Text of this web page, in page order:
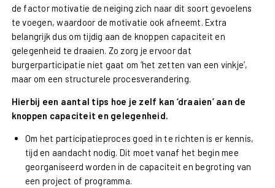
de factor motivatie de neiging zich naar dit soort gevoelens
te voegen, waardoor de motivatie ook afneemt. Extra
belangrijk dus om tijdig aan de knoppen capaciteit en
gelegenheid te draaien. Zo zorg je ervoor dat
burgerparticipatie niet gaat om ‘het zetten van een vinkje’,
maar om een structurele procesverandering.
Hierbij een aantal tips hoe je zelf kan ‘draaien’ aan de
knoppen capaciteit en gelegenheid.
Om het participatieproces goed in te richten is er kennis,
tijd en aandacht nodig. Dit moet vanaf het begin mee
georganiseerd worden in de capaciteit en begroting van
een project of programma.